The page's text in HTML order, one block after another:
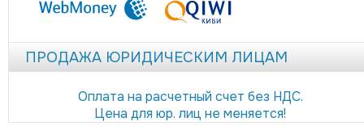
ПРОДАЖА ЮРИДИЧЕСКИМ ЛИЦАМ
Оплата на расчетный счет без НДС.
Цена для юр. лиц не меняется!